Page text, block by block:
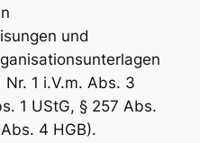
und
Nr. 1 i.V.m. Abs. 3
1 UStG, § 257 Abs.
4 HGB).